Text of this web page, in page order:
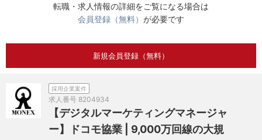
転職・求人情報の詳細をご覧になる場合は
会員登録（無料） が必要です
新規会員登録（無料）
採用企業案件
求人番号 8204934
【デジタルマーケティングマネージャ
ー】ドコモ協業 | 9,000万回線の大規